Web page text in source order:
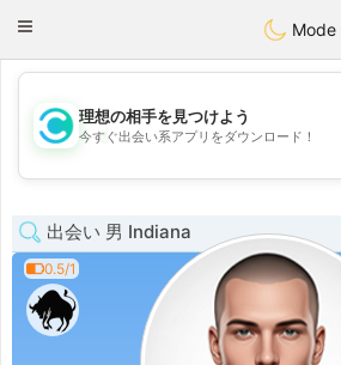
olombiaCitas
Toggle
Mode
💖
💕
理想の相手を見つけよう
今すぐ出会い系アプリをダウンロード！
出会い 男 Indiana
0.5/1